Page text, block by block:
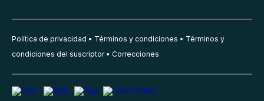
Política de privacidad Términos y condiciones
Términos y
condiciones del suscriptor
Correcciones